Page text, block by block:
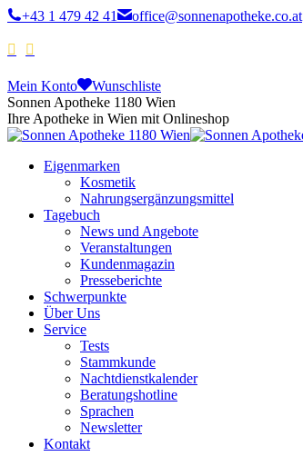
+43 1 479 42 41 office@sonnenapotheke.co.at
Mein Konto
Wunschliste
Sonnen Apotheke 1180 Wien
Ihre Apotheke in Wien mit Onlineshop
Eigenmarken
Kosmetik
Nahrungsergänzungsmittel
Tagebuch
News und Angebote
Veranstaltungen
Kundenmagazin
Presseberichte
Schwerpunkte
Über Uns
Service
Tests
Stammkunde
Nachtdienstkalender
Beratungshotline
Sprachen
Newsletter
Kontakt